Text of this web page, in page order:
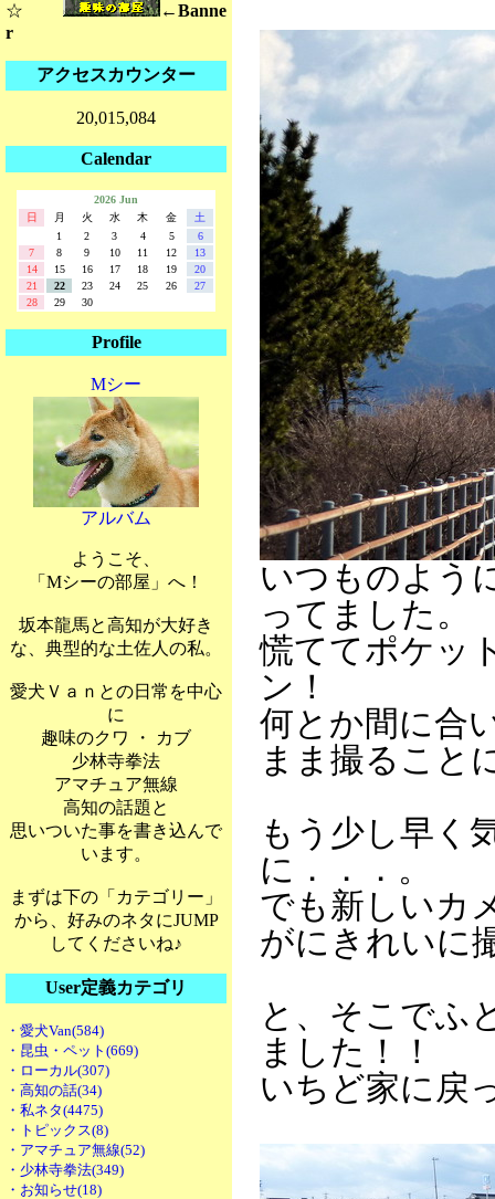
☆
←Banne
r
アクセスカウンター
20,015,084
Calendar
2026 Jun
日
月 火 水 木 金
土
1
2 3 4 5
6
7
8 9 10 11 12
13
14
15 16 17 18 19
20
21
22 23 24 25 26
27
28
29 30
Profile
Mシー
アルバム
ようこそ、
「Mシーの部屋」へ！
坂本龍馬と高知が大好き
な、典型的な土佐人の私。
愛犬Ｖａｎとの日常を中心
に
趣味のクワ ・ カブ
少林寺拳法
アマチュア無線
高知の話題と
思いついた事を書き込んで
います。
まずは下の「カテゴリー」
から、好みのネタにJUMP
してくださいね♪
User定義カテゴリ
・愛犬Van(584)
・昆虫・ペット(669)
・ローカル(307)
・高知の話(34)
・私ネタ(4475)
・トピックス(8)
・アマチュア無線(52)
・少林寺拳法(349)
・お知らせ(18)
いつものよう
ってました。
慌ててポケッ
ン！
何とか間に合
まま撮ること
もう少し早く
に．．．。
でも新しいカ
がにきれいに
と、そこでふ
ました！！
いちど家に戻